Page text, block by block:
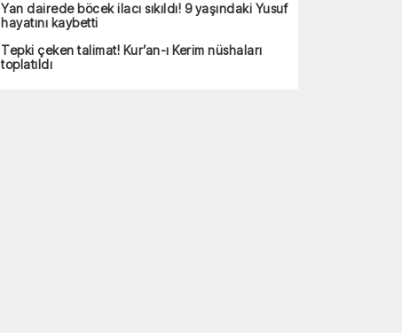
Yan dairede böcek ilacı sıkıldı! 9 yaşındaki Yusuf
hayatını kaybetti
Tepki çeken talimat! Kur’an-ı Kerim nüshaları
toplatıldı